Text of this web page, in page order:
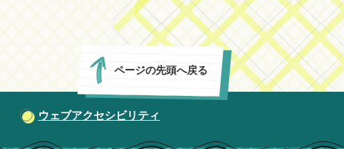
ページの先頭へ戻る
ウェブアクセシビリティ